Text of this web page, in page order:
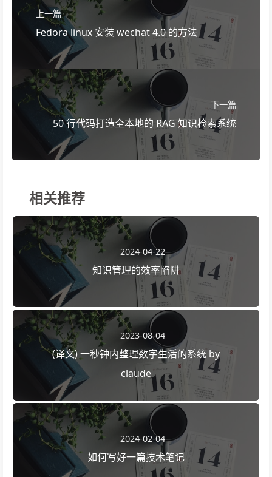
上一篇
Fedora linux 安装 wechat 4.0 的方法
下一篇
50 行代码打造全本地的 RAG 知识检索系统
相关推荐
2024-04-22
知识管理的效率陷阱
2023-08-04
(译文) 一秒钟内整理数字生活的系统 by
claude
2024-02-04
如何写好一篇技术笔记